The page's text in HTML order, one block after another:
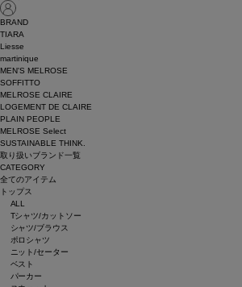
BRAND
TIARA
Liesse
martinique
MEN'S MELROSE
SOFFITTO
MELROSE CLAIRE
LOGEMENT DE CLAIRE
PLAIN PEOPLE
MELROSE Select
SUSTAINABLE THINK.
取り扱いブランド一覧
CATEGORY
全てのアイテム
トップス
ALL
Tシャツ/カットソー
シャツ/ブラウス
ポロシャツ
ニット/セーター
ベスト
パーカー